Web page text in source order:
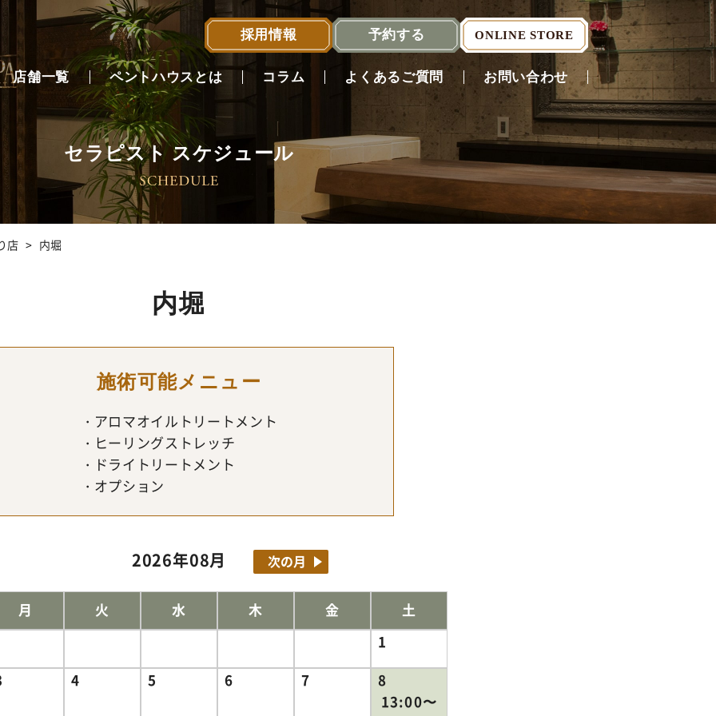
採用情報 予約する
店舗一覧へ Reserve
（English）
ONLINE STORE
店舗一覧 ペントハウスとは コラム よくあるご質問 お問い合わせ
セラピスト スケジュール
店 内堀
内堀
施術可能メニュー
アロマオイルトリートメント
ヒーリングストレッチ
ドライトリートメント
オプション
次の月
2026年08月
月 火 水 木 金
土
1
4 5 6 7
8
13:00〜